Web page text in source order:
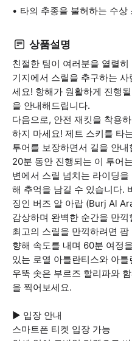
타의 추종을 불허하는 수
상품설명
친절한 팀이 여러분을 열렬
기지에서 스릴을 추구하는
세요! 항해가 원활하게 진행
을 안내해드립니다.
다음으로, 안전 재킷을 착용
하지 마세요! 제트 스키를 타
투어를 보장하면서 길을 안내
20분 동안 진행되는 이 투어
변에서 스릴 넘치는 라이딩
해 추억을 남길 수 있습니다.
징인 버즈 알 아랍 (Burj Al
감상하며 완벽한 순간을 만끽
최고의 스릴을 만끽하려면
향해 속도를 내며 60분 여정
있는 로열 아틀란티스와 아
우뚝 솟은 부르즈 할리파와
을 찍어보세요.
▶ 입장 안내
스마트폰 티켓 입장 가능